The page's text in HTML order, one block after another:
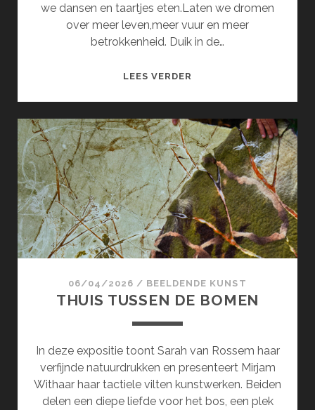
we dansen en taartjes eten.Laten we dromen
over meer leven,meer vuur en meer
betrokkenheid. Duik in de…
LEES VERDER
EN
HET
VARKENSNEUSJE
06/04/2026 / BEELDENDE KUNST
THUIS TUSSEN DE BOMEN
In deze expositie toont Sarah van Rossem haar
verfijnde natuurdrukken en presenteert Mirjam
Withaar haar tactiele vilten kunstwerken. Beiden
delen een diepe liefde voor het bos, een plek